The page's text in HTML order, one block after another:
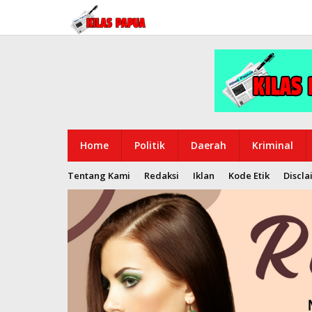
konten
Home Politik Daerah Kriminal
Tentang Kami Redaksi Iklan Kode Etik